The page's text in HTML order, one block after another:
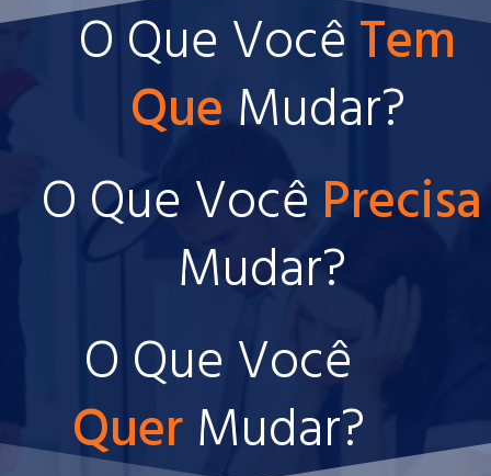
O Que VocêTem
Que Mudar?
O Que Você Precisa
Mudar?
O Que Você
QuerMudar?